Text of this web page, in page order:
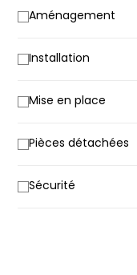
Aménagement
Installation
Mise en place
Pièces détachées
Sécurité